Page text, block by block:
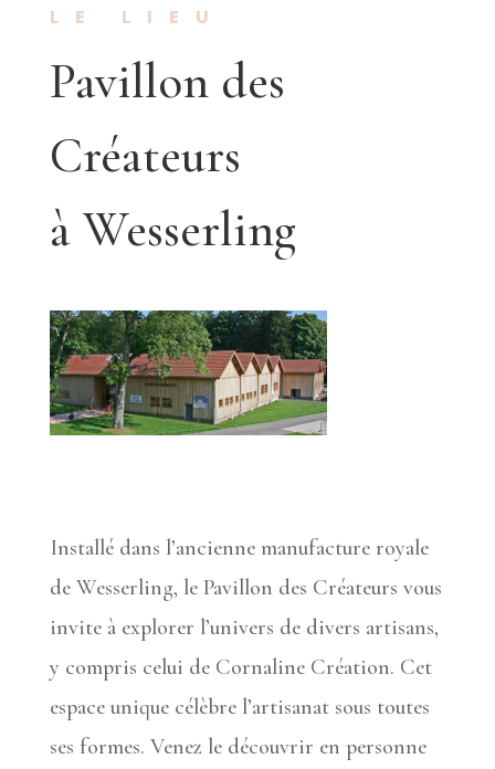
LE LIEU
Pavillon des
Créateurs
à Wesserling
Installé dans l’ancienne manufacture royale
de Wesserling, le Pavillon des Créateurs vous
invite à explorer l’univers de divers artisans,
y compris celui de Cornaline Création. Cet
espace unique célèbre l’artisanat sous toutes
ses formes. Venez le découvrir en personne